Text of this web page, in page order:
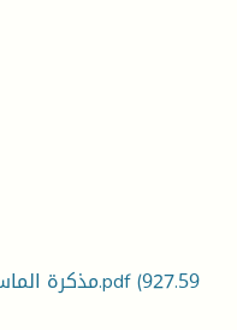
مذكرة الماستر النهائية لملياني عبد الحليم (1)2.pdf(927.59